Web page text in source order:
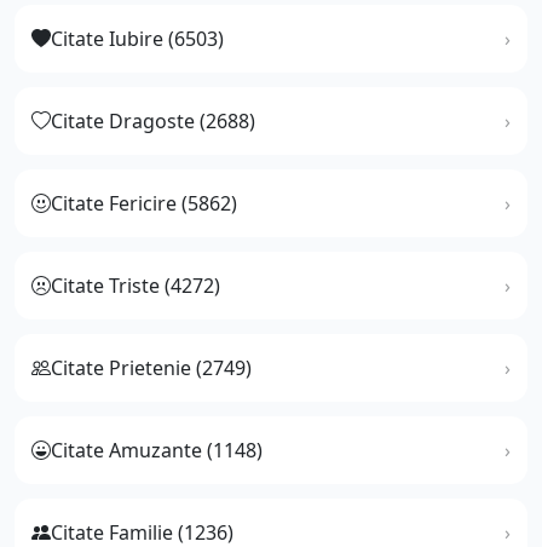
Citate Iubire (6503)
Citate Dragoste (2688)
Citate Fericire (5862)
Citate Triste (4272)
Citate Prietenie (2749)
Citate Amuzante (1148)
Citate Familie (1236)